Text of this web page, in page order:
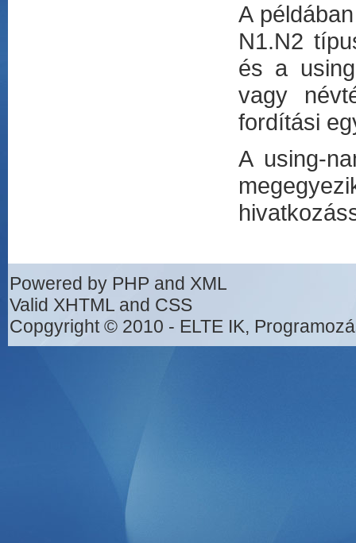
A
N1.N2
és a
vagy
fordítási
A using-
Powered by PHP and XML
Valid XHTML and CSS
Copgyright © 2010 - ELTE IK,